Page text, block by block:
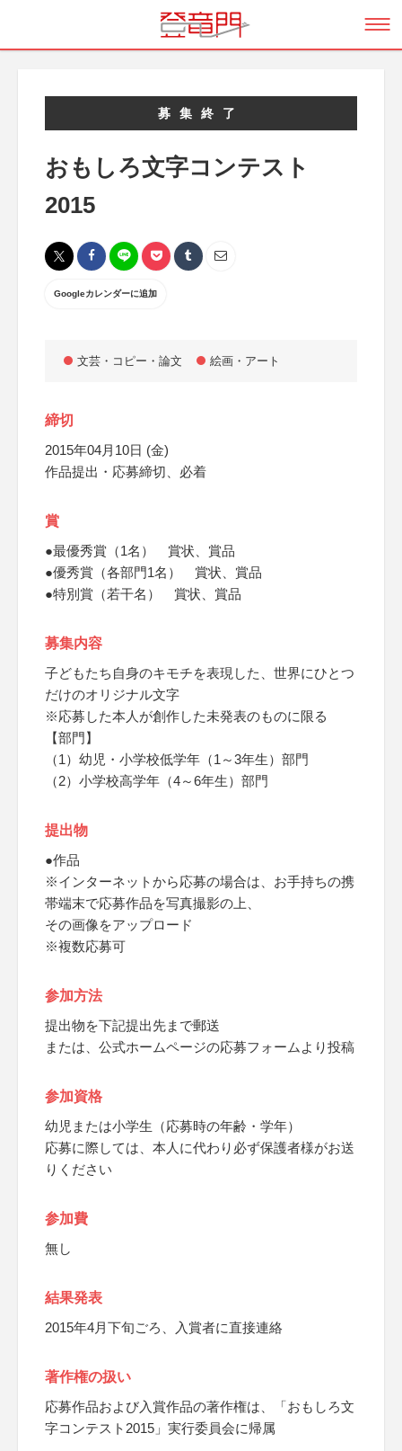
募集終了
おもしろ文字コンテスト
2015
Googleカレンダーに追加
文芸・コピー・論文 絵画・アート
締切
2015年04月10日 (金)
作品提出・応募締切、必着
賞
●最優秀賞（1名） 賞状、賞品
●優秀賞（各部門1名） 賞状、賞品
●特別賞（若干名） 賞状、賞品
募集内容
子どもたち自身のキモチを表現した、世界にひとつ
だけのオリジナル文字
※応募した本人が創作した未発表のものに限る
【部門】
（1）幼児・小学校低学年（1～3年生）部門
（2）小学校高学年（4～6年生）部門
提出物
●作品
※インターネットから応募の場合は、お手持ちの携
帯端末で応募作品を写真撮影の上、
その画像をアップロード
※複数応募可
参加方法
提出物を下記提出先まで郵送
または、公式ホームページの応募フォームより投稿
参加資格
幼児または小学生（応募時の年齢・学年）
応募に際しては、本人に代わり必ず保護者様がお送
りください
参加費
無し
結果発表
2015年4月下旬ごろ、入賞者に直接連絡
著作権の扱い
応募作品および入賞作品の著作権は、「おもしろ文
字コンテスト2015」実行委員会に帰属